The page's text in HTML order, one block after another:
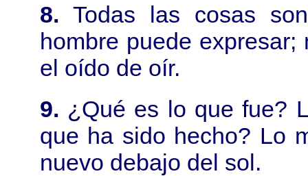
8.Todas las cosas
hombre puede
el oído de oír.
9. ¿Qué es lo que fue?
que ha sido hecho? Lo
nuevo debajo del sol.